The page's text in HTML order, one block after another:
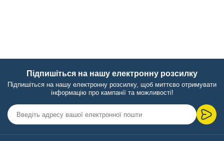
Підпишіться на нашу електронну розсилку
Підпишіться на нашу електронну розсилку, щоб миттєво отримувати
інформацію про кампанії та можливості!